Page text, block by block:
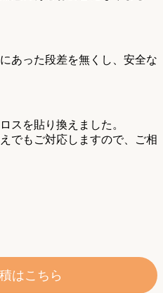
あった段差を無くし、安全な
スを貼り換えました。
でもご対応しますので、ご相
はこちら